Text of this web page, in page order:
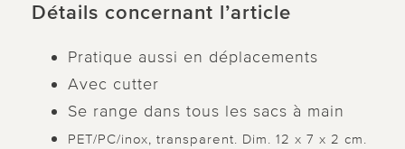
Détails concernant l’article
Pratique aussi en déplacements
Avec cutter
Se range dans tous les sacs à main
PET/PC/inox, transparent. Dim. 12 x 7 x 2 cm.